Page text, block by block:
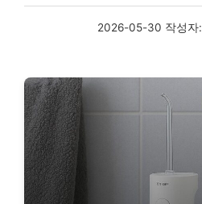
2026-05-30 작성자: